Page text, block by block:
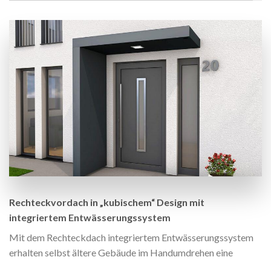
Rechteckvordach in „kubischem“ Design mit
integriertem Entwässerungssystem
Mit dem Rechteckdach integriertem Entwässerungssystem
erhalten selbst ältere Gebäude im Handumdrehen eine